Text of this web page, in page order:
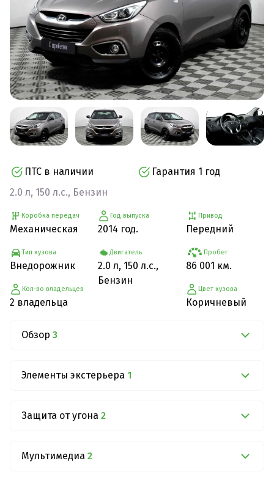
ПТС в наличии
Гарантия 1 год
2.0 л, 150 л.с., Бензин
Коробка передач
Механическая
Тип кузова
Внедорожник
Кол-во владельцев
2 владельца
Год выпуска
2014 год.
Двигатель
2.0 л, 150 л.с.,
Бензин
Привод
Передний
Пробег
86 001 км.
Цвет кузова
Коричневый
Обзор 3
Элементы экстерьера 1
Защита от угона 2
Мультимедиа 2